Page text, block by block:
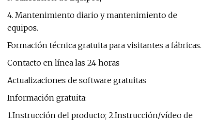
4. Mantenimiento diario y mantenimiento de
equipos.
Formación técnica gratuita para visitantes a fábricas.
Contacto en línea las 24 horas
Actualizaciones de software gratuitas
Información gratuita:
1.Instrucción del producto; 2.Instrucción/vídeo de